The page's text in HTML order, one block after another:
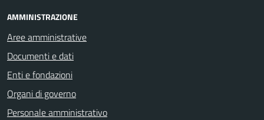
AMMINISTRAZIONE
Aree amministrative
Documenti e dati
Enti e fondazioni
Organi di governo
Personale amministrativo